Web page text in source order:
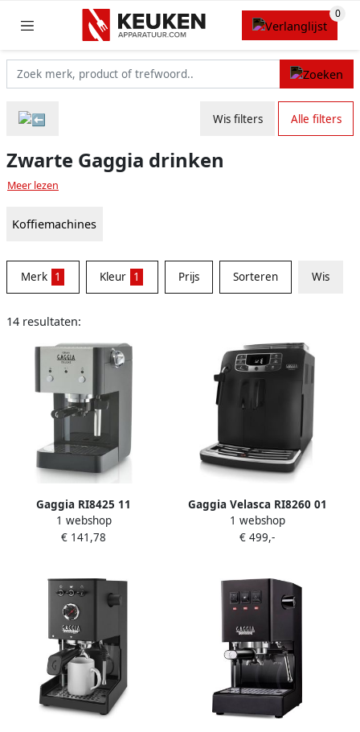
Wis filters Alle filters
Zwarte Gaggia drinken
Meer lezen
Koffiemachines
Merk 1 Kleur 1 Prijs Sorteren Wis
14 resultaten:
Gaggia RI8425 11
Pistonmachine
1 webshop
€ 141,78
Gaggia Velasca RI8260 01
Volautomatische
espressomachine Zwart
1 webshop
€ 499,-